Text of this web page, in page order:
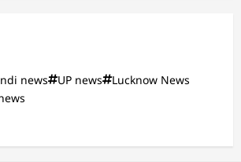
news UP news
Lucknow News